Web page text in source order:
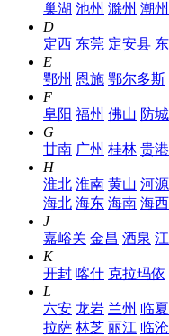
巢湖 池州 滁州 潮州
D
定西 东莞 定安县
E
鄂州 恩施 鄂尔多斯
F
阜阳 福州 佛山 防
G
甘南 广州 桂林 贵港
H
淮北 淮南 黄山 河源
海北 海东 海南 海西
J
嘉峪关 金昌 酒泉
K
开封 喀什 克拉玛依
L
六安 龙岩 兰州 临夏
拉萨 林芝 丽江 临沧